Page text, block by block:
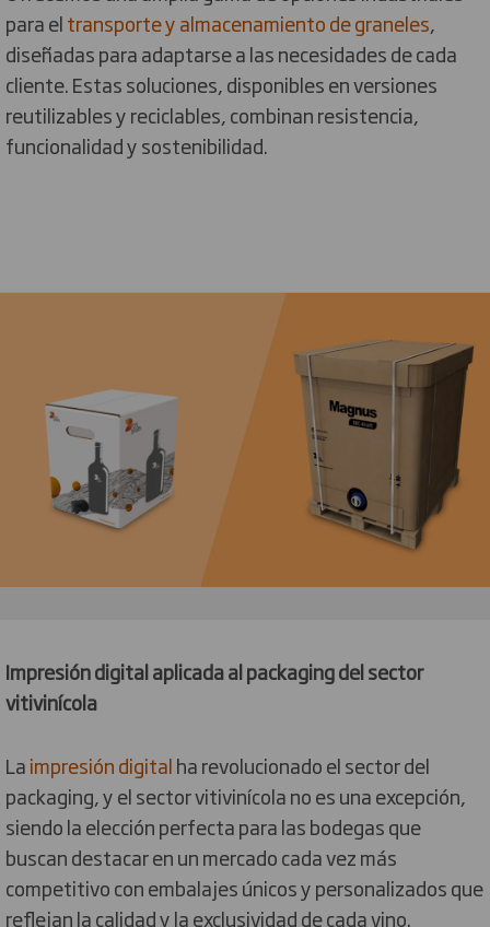
para eltransporte y almacenamiento de graneles,
diseñadas para adaptarse a las necesidades de cada
cliente. Estas soluciones, disponibles en versiones
reutilizables y reciclables, combinan resistencia,
funcionalidad y sostenibilidad.
Impresión digital aplicada al packaging del sector
vitivinícola
Laimpresión digitalha revolucionado el sector del
packaging, y el sector vitivinícola no es una excepción,
siendo la elección perfecta para las bodegas que
buscan destacar en un mercado cada vez más
competitivo con embalajes únicos y personalizados que
reflejan la calidad y la exclusividad de cada vino.